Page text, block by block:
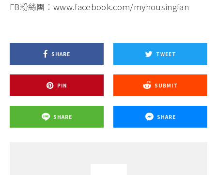
FB粉絲團：www.facebook.com/myhousingfan
SHARE TWEET
PIN SUBMIT
SHARE SHARE